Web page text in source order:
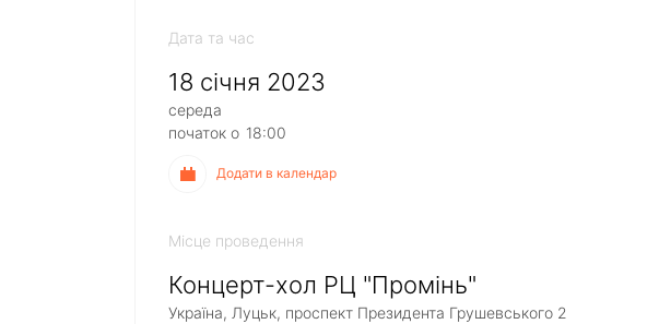
Дата та час
18 січня 2023
середа
початок о 18:00
Додати в календар
Місце проведення
Концерт-хол РЦ "Промінь"
Україна, Луцьк, проспект Президента Грушевського 2